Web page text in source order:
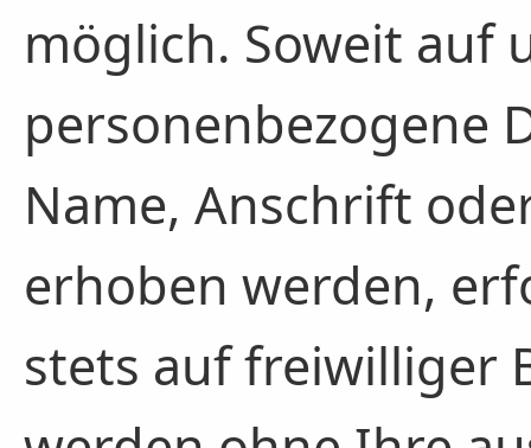
möglich. Soweit auf
personenbezogene
Name, Anschrift
erhoben werden,
stets auf freiwilliger